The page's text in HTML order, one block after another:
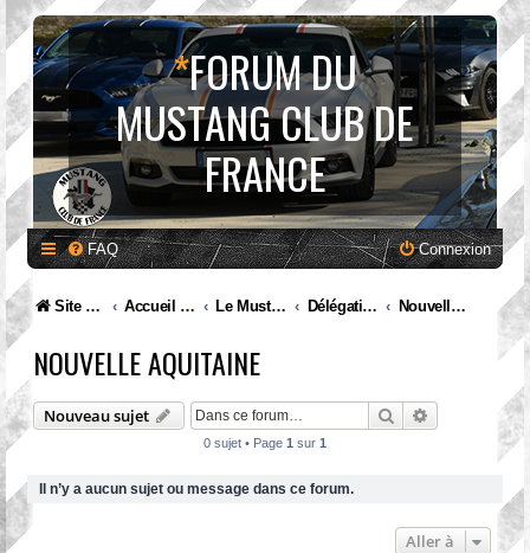
*FORUM DU
MUSTANG CLUB DE
FRANCE
FAQ Connexion
Site internet MCF Accueil Forum Le Mustang Club de France Délégations et rassemblements : discutons en ! Nouvelle Aquitaine
NOUVELLE AQUITAINE
Nouveau sujet RechercherRecherche
0 sujet • Page 1 sur 1
Il n’y a aucun sujet ou message dans ce forum.
Aller à